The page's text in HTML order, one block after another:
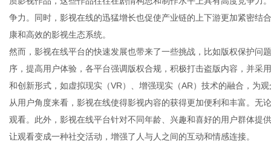
争力。同时，影视在线的迅猛增长也促使产业链的上下游更加紧密结
康和高效的影视生态系统。
然而，影视在线平台的快速发展也带来了一些挑战，比如版权保护问
序，提高用户体验，各平台强调版权合规，积极打击盗版内容，并采
和创新形式，如虚拟现实（VR）、增强现实（AR）技术的融合，为
从用户角度来看，影视在线使得影视内容的获得更加便利和丰富。无
观看。此外，影视在线平台针对不同年龄、兴趣和喜好的用户群体提
让观看变成一种社交活动，增强了人与人之间的互动和情感连接。